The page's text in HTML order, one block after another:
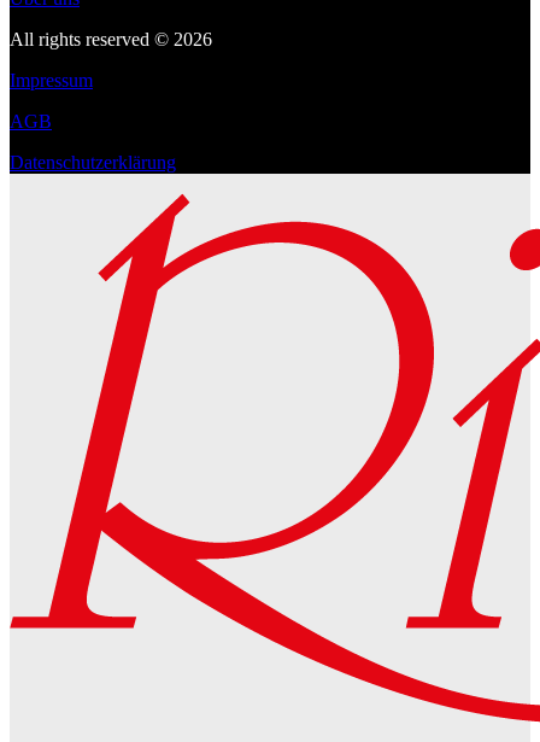
All rights reserved © 2026
Impressum
AGB
Datenschutzerklärung